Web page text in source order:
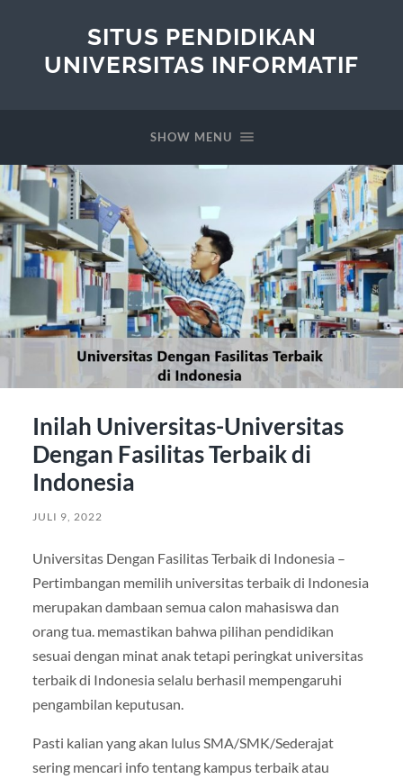
SITUS PENDIDIKAN
UNIVERSITAS INFORMATIF
SHOW MENU
Inilah Universitas-Universitas
Dengan Fasilitas Terbaik di
Indonesia
JULI 9, 2022
Universitas Dengan Fasilitas Terbaik di Indonesia –
Pertimbangan memilih universitas terbaik di Indonesia
merupakan dambaan semua calon mahasiswa dan
orang tua. memastikan bahwa pilihan pendidikan
sesuai dengan minat anak tetapi peringkat universitas
terbaik di Indonesia selalu berhasil mempengaruhi
pengambilan keputusan.
Pasti kalian yang akan lulus SMA/SMK/Sederajat
sering mencari info tentang kampus terbaik atau